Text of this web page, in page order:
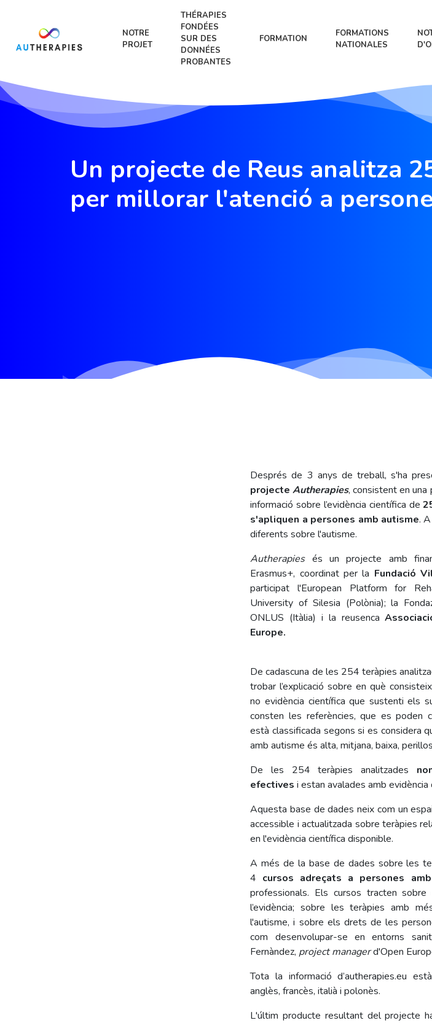
NOTRE
PROJET
THÉRAPIES
FONDÉES
SUR DES
DONNÉES
PROBANTES
FORMATION
FORMATIONS
NATIONALES
Un projecte de Reus analitza
per millorar l'atenció a
Després de 3 anys de treball, s'ha
projecteAutherapies, consistent en una
informació sobre l’evidència científica de
s'apliquen a persones amb autisme.
diferents sobre l'autisme.
Autherapiesés un projecte amb
Erasmus+, coordinat per la Fundació
participat l'European Platform for
University of Silesia (Polònia); la
ONLUS (Itàlia) i la reusenca
Europe.
De cadascuna de les 254 teràpies
trobar l’explicació sobre en què
no evidència científica que sustenti els
consten les referències, que es poden
està classificada segons si es considera
amb autisme és alta, mitjana, baixa,
De les 254 teràpies analitzades
efectivesi estan avalades amb evidència
Aquesta base de dades neix com un
accessible i actualitzada sobre teràpies
en l'evidència científica disponible.
A més de la base de dades sobre les
4 cursos adreçats a persones
professionals. Els cursos tracten
l’evidència; sobre les teràpies amb
l'autisme, i sobre els drets de les
com desenvolupar-se en entorns
Fernàndez, project managerd'Open
Tota la informació d’autherapies.eu
anglès, francès, italià i polonès.
L'últim producte resultant del projecte